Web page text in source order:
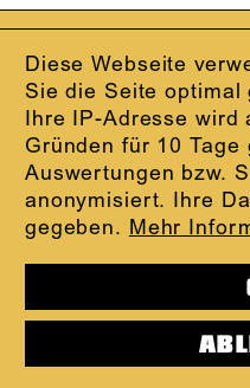
Diese Webseite
Sie die Seite optimal
Ihre IP-Adresse wird
Gründen für 10
Auswertungen bzw.
anonymisiert. Ihre
gegeben. Mehr
DATENSCHUTZ
AGB
KONTAKT
ABO-LOGIN
PRESSE
NEWSLETTER
AUDIOFORMATE
KARTENTELEFON: